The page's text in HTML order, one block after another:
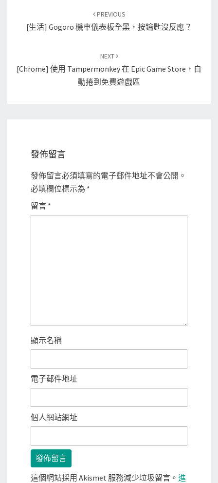
navigation
PREVIOUS
[生活] Gogoro 機車儀表板全黑，按鑰匙沒反應？
NEXT
[Chrome] 使用 Tampermonkey 在 Epic Game Store，自
動捲到免費遊戲區
發佈留言
發佈留言必須填寫的電子郵件地址不會公開。
必填欄位標示為 *
留言 *
顯示名稱
電子郵件地址
個人網站網址
這個網站採用 Akismet 服務減少垃圾留言。 進